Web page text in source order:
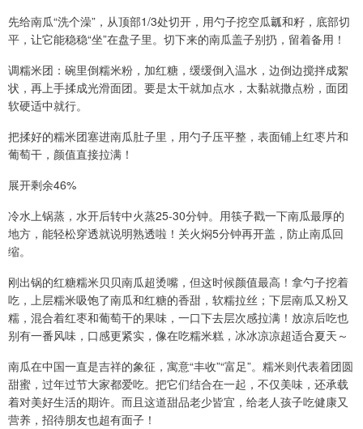
先给南瓜“洗个澡”，从顶部1/3处切开，用勺子挖空瓜瓤和籽，底部切
平，让它能稳稳“坐”在盘子里。切下来的南瓜盖子别扔，留着备用！
调糯米团：碗里倒糯米粉，加红糖，缓缓倒入温水，边倒边搅拌成絮
状，再上手揉成光滑面团。要是太干就加点水，太黏就撒点粉，面团
软硬适中就行。
把揉好的糯米团塞进南瓜肚子里，用勺子压平整，表面铺上红枣片和
葡萄干，颜值直接拉满！
展开剩余46%
冷水上锅蒸，水开后转中火蒸25-30分钟。用筷子戳一下南瓜最厚的
地方，能轻松穿透就说明熟透啦！关火焖5分钟再开盖，防止南瓜回
缩。
刚出锅的红糖糯米贝贝南瓜超烫嘴，但这时候颜值最高！拿勺子挖着
吃，上层糯米吸饱了南瓜和红糖的香甜，软糯拉丝；下层南瓜又粉又
糯，混合着红枣和葡萄干的果味，一口下去层次感拉满！放凉后吃也
别有一番风味，口感更紧实，像在吃糯米糕，冰冰凉凉超适合夏天～
南瓜在中国一直是吉祥的象征，寓意“丰收”“富足”。糯米则代表着团圆
甜蜜，过年过节大家都爱吃。把它们结合在一起，不仅美味，还承载
着对美好生活的期许。而且这道甜品老少皆宜，给老人孩子吃健康又
营养，招待朋友也超有面子！